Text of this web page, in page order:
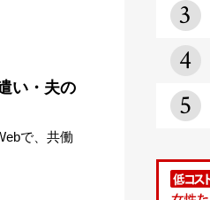
い・夫の
で、共働